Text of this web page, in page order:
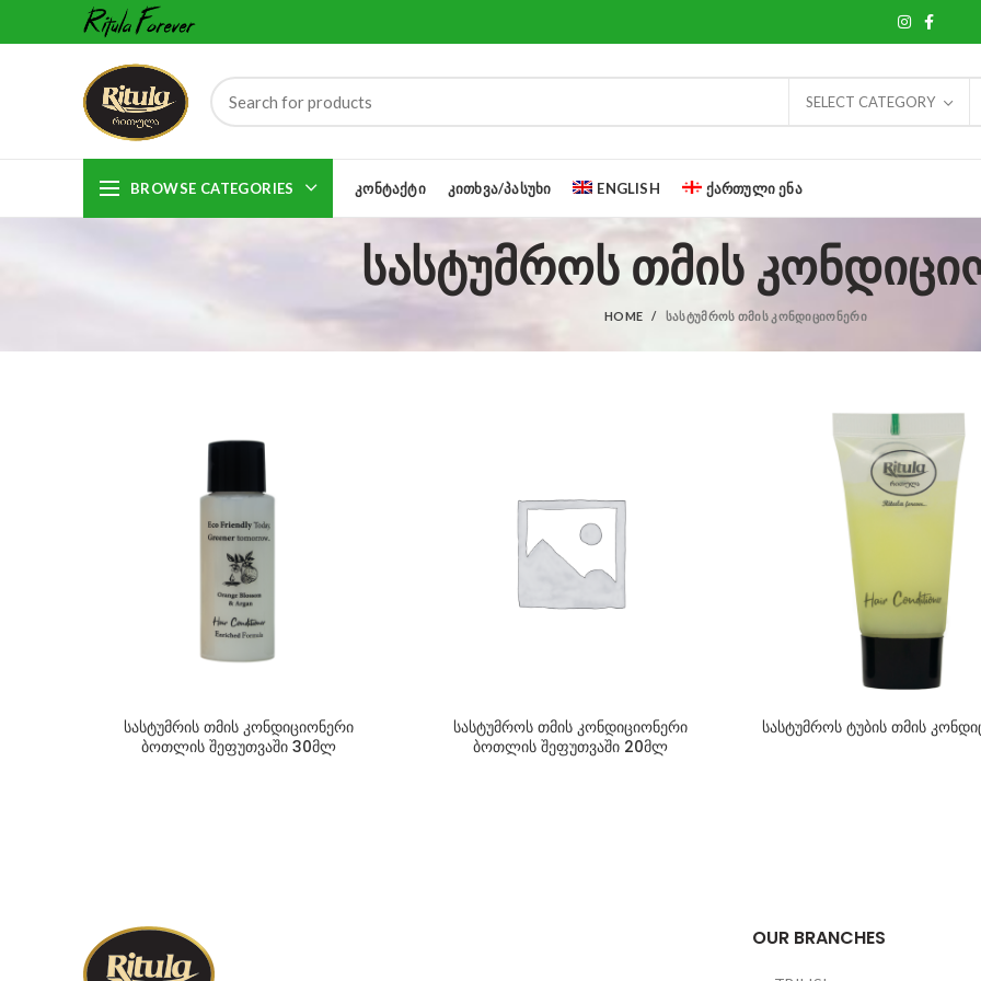
SELECT CATEGORY
BROWSE CATEGORIES ᲙᲝᲜᲢᲐᲥᲢᲘ ᲙᲘᲗᲮᲕᲐ/ᲞᲐᲡᲣᲮᲘ ENGLISH ᲥᲐᲠᲗᲣᲚᲘ ᲔᲜᲐ
სასტუმროს თმის
HOME ᲡᲐᲡᲢᲣᲛᲠᲝᲡ ᲗᲛᲘᲡ ᲙᲝᲜᲓᲘᲪᲘᲝᲜᲔᲠᲘ
სასტუმრის თმის კონდიციონერი
ბოთლის შეფუთვაში 30მლ
სასტუმროს თმის კონდიციონერი
ბოთლის შეფუთვაში 20მლ
სასტუმროს ტუბის თმის
OUR BRANCHES